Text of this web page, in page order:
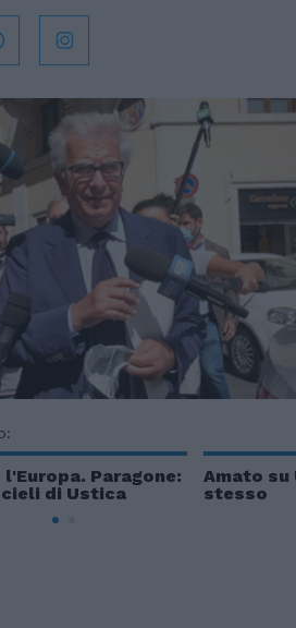
Paragone:
di Ustica
Amato su
stesso